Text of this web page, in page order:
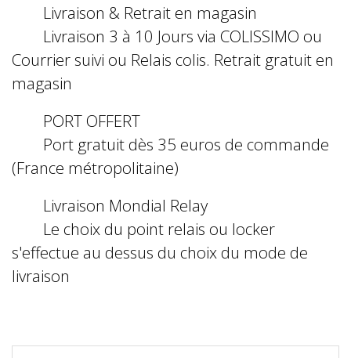
Livraison & Retrait en magasin
Livraison 3 à 10 Jours via COLISSIMO ou
Courrier suivi ou Relais colis. Retrait gratuit en
magasin
PORT OFFERT
Port gratuit dès 35 euros de commande
(France métropolitaine)
Livraison Mondial Relay
Le choix du point relais ou locker
s'effectue au dessus du choix du mode de
livraison